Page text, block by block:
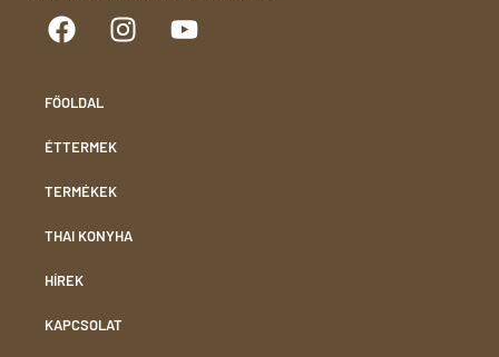
FŐOLDAL
ÉTTERMEK
TERMÉKEK
THAI KONYHA
HÍREK
KAPCSOLAT